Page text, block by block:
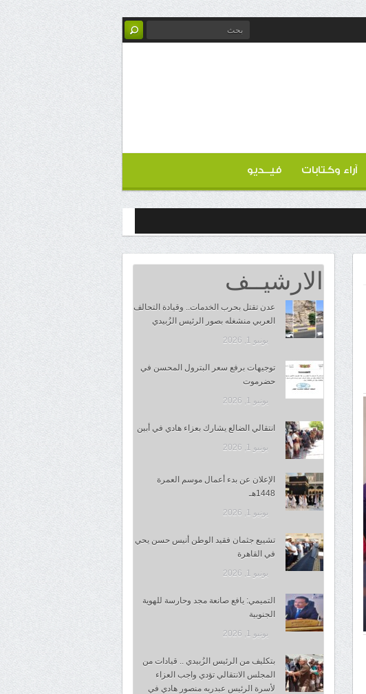
آراء وكتابات فيــديو
الارشيــف
عدن تقتل بحرب الخدمات.. وقيادة التحالف
العربي منشغله بصور الرئيس الزُبيدي
يونيو 1, 2026
توجيهات برفع سعر البترول المحسن في
حضرموت
يونيو 1, 2026
انتقالي الضالع يشارك بعزاء هادي في أبين
يونيو 1, 2026
الإعلان عن بدء أعمال موسم العمرة
1448هـ
يونيو 1, 2026
تشييع جثمان فقيد الوطن أنيس حسن يحي
في القاهرة
يونيو 1, 2026
التميمي: يافع صانعة مجد وحارسة للهوية
الجنوبية
يونيو 1, 2026
بتكليف من الرئيس الزُبيدي .. قيادات من
المجلس الانتقالي تؤدي واجب العزاء
لأسرة الرئيس عبدربه منصور هادي في